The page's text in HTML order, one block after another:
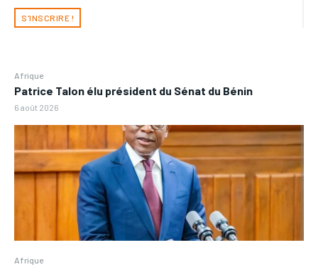
S'INSCRIRE !
Afrique
Patrice Talon élu président du Sénat du Bénin
6 août 2026
Afrique